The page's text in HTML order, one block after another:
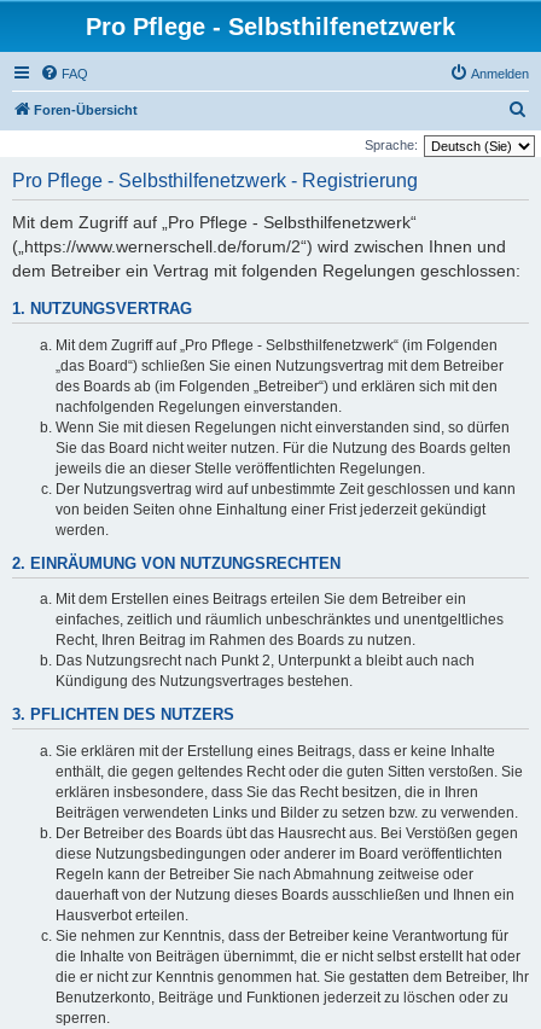
Pro Pflege - Selbsthilfenetzwerk
FAQ Anmelden
Foren-Übersicht
u
Sprache:
Pro Pflege - Selbsthilfenetzwerk - Registrierung
Mit dem Zugriff auf „Pro Pflege - Selbsthilfenetzwerk“
(„https://www.wernerschell.de/forum/2“) wird zwischen Ihnen und
dem Betreiber ein Vertrag mit folgenden Regelungen geschlossen:
1. NUTZUNGSVERTRAG
Mit dem Zugriff auf „Pro Pflege - Selbsthilfenetzwerk“ (im Folgenden
„das Board“) schließen Sie einen Nutzungsvertrag mit dem Betreiber
des Boards ab (im Folgenden „Betreiber“) und erklären sich mit den
nachfolgenden Regelungen einverstanden.
Wenn Sie mit diesen Regelungen nicht einverstanden sind, so dürfen
Sie das Board nicht weiter nutzen. Für die Nutzung des Boards gelten
jeweils die an dieser Stelle veröffentlichten Regelungen.
Der Nutzungsvertrag wird auf unbestimmte Zeit geschlossen und kann
von beiden Seiten ohne Einhaltung einer Frist jederzeit gekündigt
werden.
2. EINRÄUMUNG VON NUTZUNGSRECHTEN
Mit dem Erstellen eines Beitrags erteilen Sie dem Betreiber ein
einfaches, zeitlich und räumlich unbeschränktes und unentgeltliches
Recht, Ihren Beitrag im Rahmen des Boards zu nutzen.
Das Nutzungsrecht nach Punkt 2, Unterpunkt a bleibt auch nach
Kündigung des Nutzungsvertrages bestehen.
3. PFLICHTEN DES NUTZERS
Sie erklären mit der Erstellung eines Beitrags, dass er keine Inhalte
enthält, die gegen geltendes Recht oder die guten Sitten verstoßen. Sie
erklären insbesondere, dass Sie das Recht besitzen, die in Ihren
Beiträgen verwendeten Links und Bilder zu setzen bzw. zu verwenden.
Der Betreiber des Boards übt das Hausrecht aus. Bei Verstößen gegen
diese Nutzungsbedingungen oder anderer im Board veröffentlichten
Regeln kann der Betreiber Sie nach Abmahnung zeitweise oder
dauerhaft von der Nutzung dieses Boards ausschließen und Ihnen ein
Hausverbot erteilen.
Sie nehmen zur Kenntnis, dass der Betreiber keine Verantwortung für
die Inhalte von Beiträgen übernimmt, die er nicht selbst erstellt hat oder
die er nicht zur Kenntnis genommen hat. Sie gestatten dem Betreiber, Ihr
Benutzerkonto, Beiträge und Funktionen jederzeit zu löschen oder zu
sperren.